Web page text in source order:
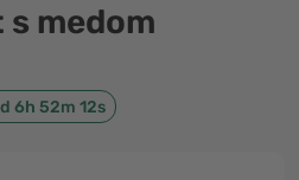
medom
6h 52m 12s